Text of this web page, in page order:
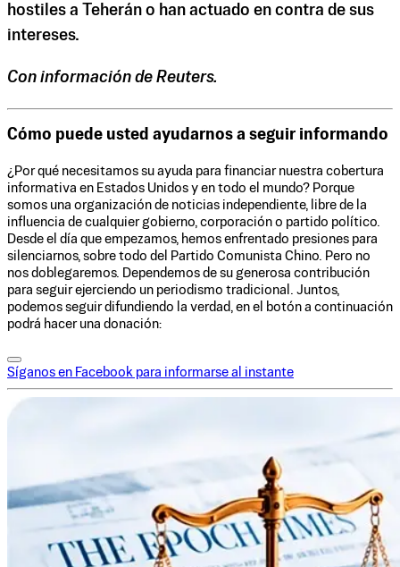
hostiles a Teherán o han actuado en contra de sus
intereses.
Con información de Reuters.
Cómo puede usted ayudarnos a seguir informando
¿Por qué necesitamos su ayuda para financiar nuestra cobertura
informativa en Estados Unidos y en todo el mundo? Porque
somos una organización de noticias independiente, libre de la
influencia de cualquier gobierno, corporación o partido político.
Desde el día que empezamos, hemos enfrentado presiones para
silenciarnos, sobre todo del Partido Comunista Chino. Pero no
nos doblegaremos. Dependemos de su generosa contribución
para seguir ejerciendo un periodismo tradicional. Juntos,
podemos seguir difundiendo la verdad, en el botón a continuación
podrá hacer una donación:
Síganos en Facebook para informarse al instante